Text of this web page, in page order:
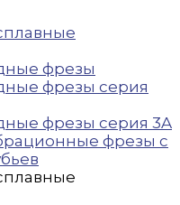
фрезы
фрезы серия
фрезы серия 3A
фрезы с